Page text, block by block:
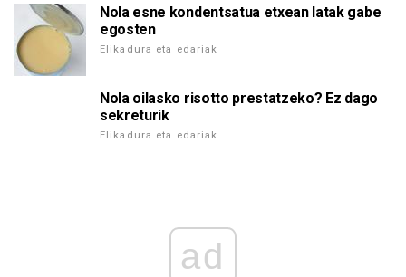
Nola esne kondentsatua etxean latak gabe
egosten
Elikadura eta edariak
Nola oilasko risotto prestatzeko? Ez dago
sekreturik
Elikadura eta edariak
ad